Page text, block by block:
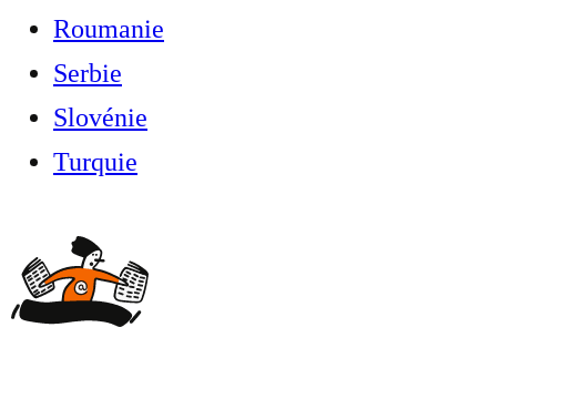
Roumanie
Serbie
Slovénie
Turquie